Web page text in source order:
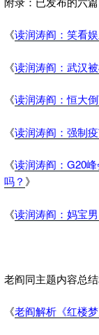
《读润涛阎：笑看
《读润涛阎：武汉
《读润涛阎：恒大
《读润涛阎：强制
《读润涛阎：G20
吗？ 》
《读润涛阎：妈宝
老阎同主题内容总
《老阎解析《红楼梦